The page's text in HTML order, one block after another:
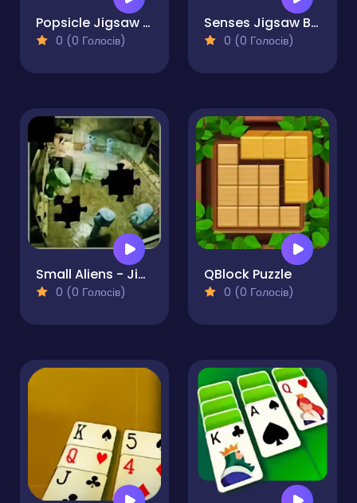
Popsicle Jigsaw Puzzle Quest
0 (0 Голосів)
Senses Jigsaw Block Puzzle
0 (0 Голосів)
Small Aliens - Jigsaw
0 (0 Голосів)
QBlock Puzzle
0 (0 Голосів)